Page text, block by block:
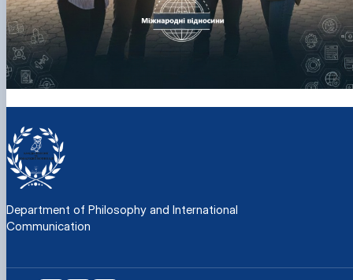
Department of Philosophy and International
Communication